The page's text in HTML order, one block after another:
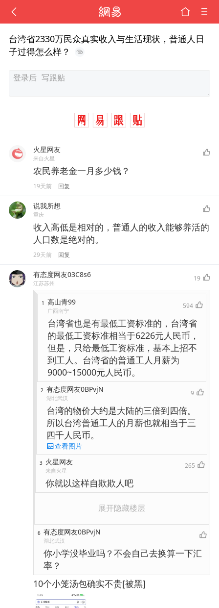
台湾省2330万民众真实收入与生活现状，普通人日
子过得怎么样？
火星网友
来自火星
农民养老金一月多少钱？
19天前 回复
说我所想
重庆
收入高低是相对的，普通人的收入能够养活的
人口数是绝对的。
29天前 回复
有态度网友03C8s6
江苏苏州
19
1 高山青99
广西南宁
594
台湾省也是有最低工资标准的，台湾省
的最低工资标准相当于6226元人民币，
但是，只给最低工资标准，基本上招不
到工人。台湾省的普通工人月薪为
9000~15000元人民币。
2 有态度网友0BPvjN
湖北武汉
9
台湾的物价大约是大陆的三倍到四倍。
所以台湾普通工人的月薪也就相当于三
四千人民币。
查看图片
3 火星网友
来自火星
265
你就以这样自欺欺人吧
展开隐藏楼层
6 有态度网友0BPvjN
湖北武汉
你小学没毕业吗？不会自己去换算一下汇
率？
10个小笼汤包确实不贵[被黑]